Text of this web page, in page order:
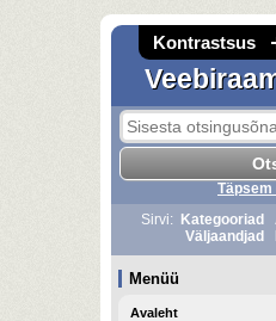
Kontrastsus
Sirvi:
Kategooriad
Väljaandjad
Menüü
Avaleht